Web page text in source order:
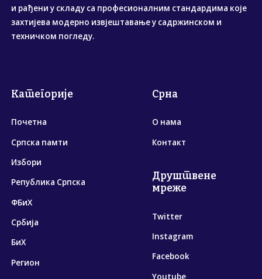
и рађени у складу са професионалним стандардима које
захтијева модерно извјештавање у садржинском и
техничком погледу.
Категорије
Почетна
Српска памти
Избори
Република Српска
ФБиХ
Србија
БиХ
Регион
Срна
О нама
Контакт
Друштвене
мреже
Twitter
Instagram
Facebook
Youtube